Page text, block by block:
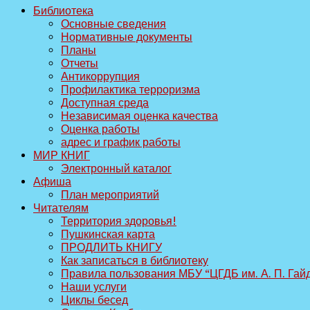
Библиотека
Основные сведения
Нормативные документы
Планы
Отчеты
Антикоррупция
Профилактика терроризма
Доступная среда
Независимая оценка качества
Оценка работы
адрес и график работы
МИР КНИГ
Электронный каталог
Афиша
План мероприятий
Читателям
Территория здоровья!
Пушкинская карта
ПРОДЛИТЬ КНИГУ
Как записаться в библиотеку
Правила пользования МБУ “ЦГДБ им. А. П.
Наши услуги
Циклы бесед